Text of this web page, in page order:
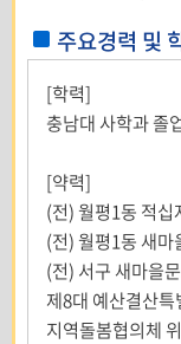
주요경력 및
[학력]
충남대 사학과 졸
[약력]
(전) 월평1동 적
(전) 월평1동 새
(전) 서구 새마을
제8대 예산결산
지역돌봄협의체